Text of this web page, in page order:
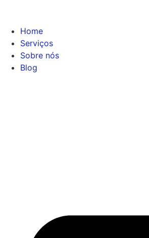
Home
Serviços
Sobre nós
Blog